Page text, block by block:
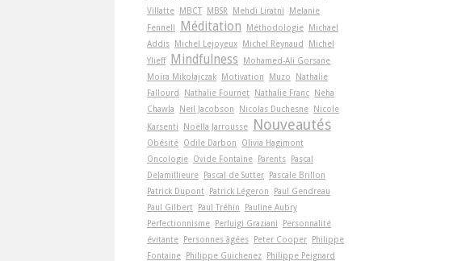
Villatte MBCT MBSR Mehdi Liratni
Melanie
Fennell
Méditation Méthodologie Michael
Addis Michel Lejoyeux Michel Reynaud
Michel
Ylieff
Mindfulness
Mohamed-Ali Gorsane
Moïra Mikolajczak Motivation Muzo
Nathalie
Fallourd
Nathalie Fournet Nathalie Franc Neha
Chawla
Neil Jacobson Nicolas Duchesne Nicole
Karsenti
Noëlla Jarrousse Nouveautés
Obésité Odile Darbon
Olivia Hagimont
Oncologie Ovide Fontaine Parents Pascal
Delamillieure Pascal de Sutter Pascale Brillon
Patrick Dupont Patrick Légeron
Paul Gendreau
Paul Gilbert Paul Tréhin
Pauline Aubry
Perfectionnisme Perluigi Graziani
Personnalité
évitante Personnes âgées Peter Cooper Philippe
Fontaine Philippe Guichenez Philippe Peignard